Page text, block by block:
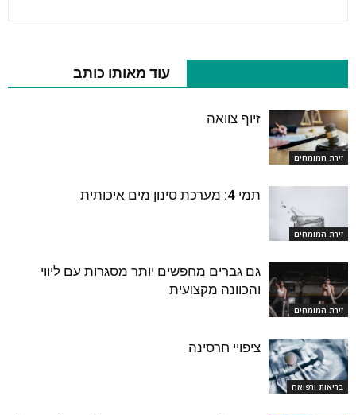
עוד מאותו כותב
זירת המומחים
זיוף צוואה
זירת המומחים
תמי 4: מערכת סינון מים איכותית
זירת המומחים
גם גברים מחפשים יותר מסגרות עם ליווי
והכוונה מקצועית
בריאות ורפואה
ציפויי חרסינה